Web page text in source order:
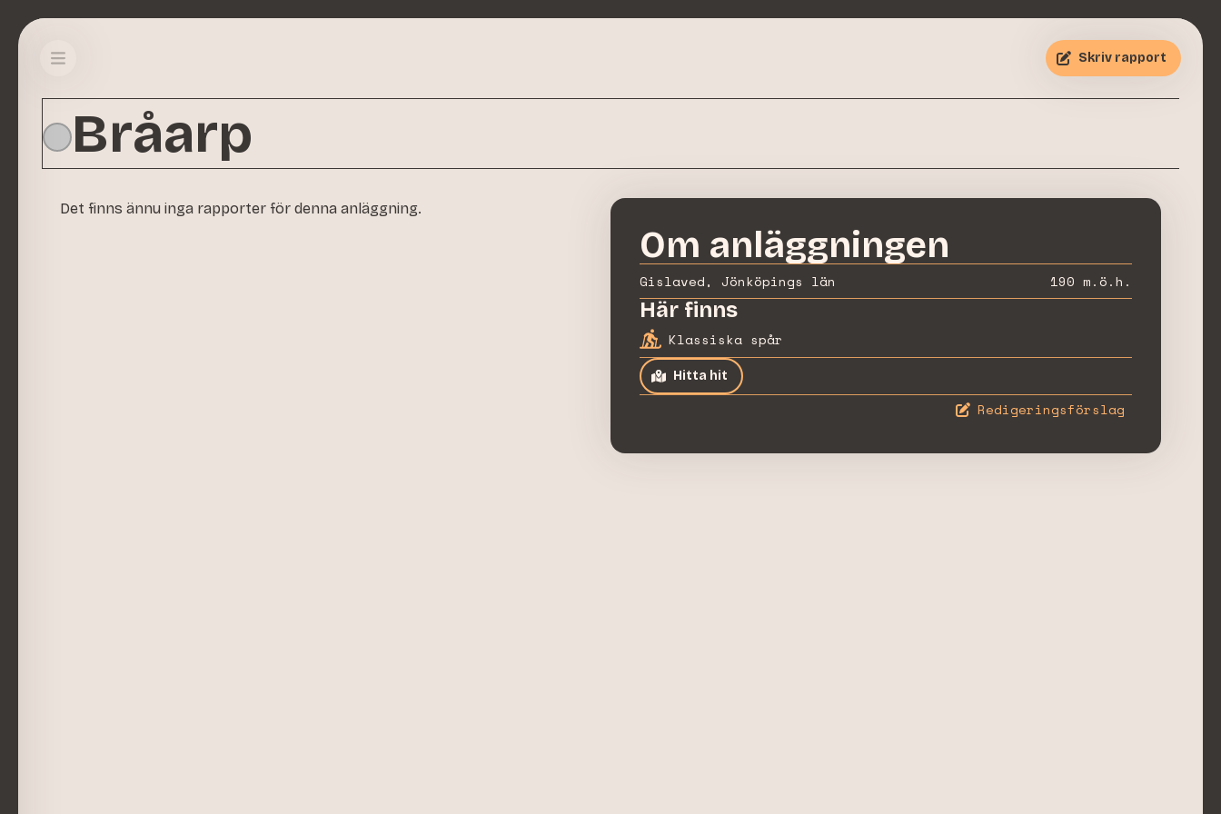
Bråarp
Skriv rapport
Det finns ännu inga rapporter för denna anläggning.
Om anläggningen
Gislaved, Jönköpings län 190 m.ö.h.
Här finns
Klassiska spår
Hitta hit
Redigeringsförslag